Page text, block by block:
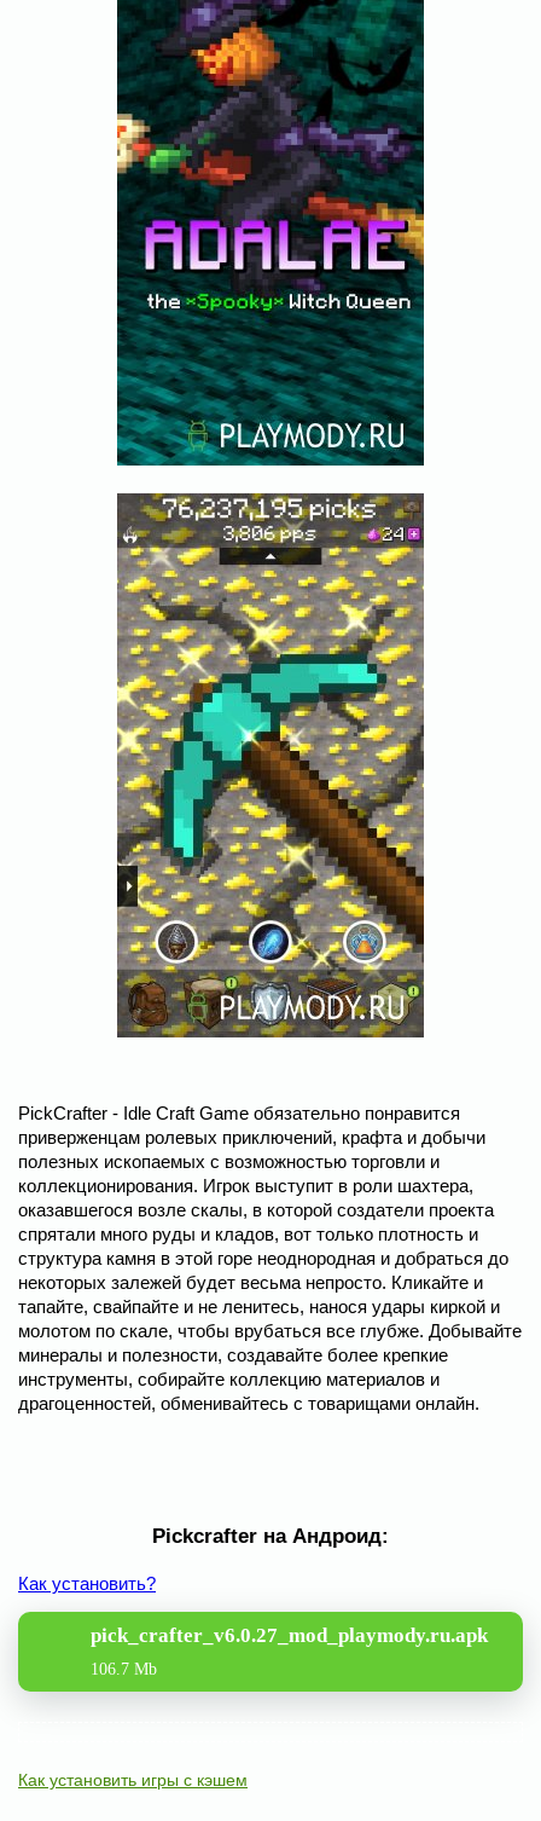
PickCrafter - Idle Craft Game обязательно понравится
приверженцам ролевых приключений, крафта и добычи
полезных ископаемых с возможностью торговли и
коллекционирования. Игрок выступит в роли шахтера,
оказавшегося возле скалы, в которой создатели проекта
спрятали много руды и кладов, вот только плотность и
структура камня в этой горе неоднородная и добраться до
некоторых залежей будет весьма непросто. Кликайте и
тапайте, свайпайте и не ленитесь, нанося удары киркой и
молотом по скале, чтобы врубаться все глубже. Добывайте
минералы и полезности, создавайте более крепкие
инструменты, собирайте коллекцию материалов и
драгоценностей, обменивайтесь с товарищами онлайн.
Pickcrafter на Андроид:
Как установить?
pick_crafter_v6.0.27_mod_playmody.ru.apk
106.7 Mb
Как установить игры с кэшем